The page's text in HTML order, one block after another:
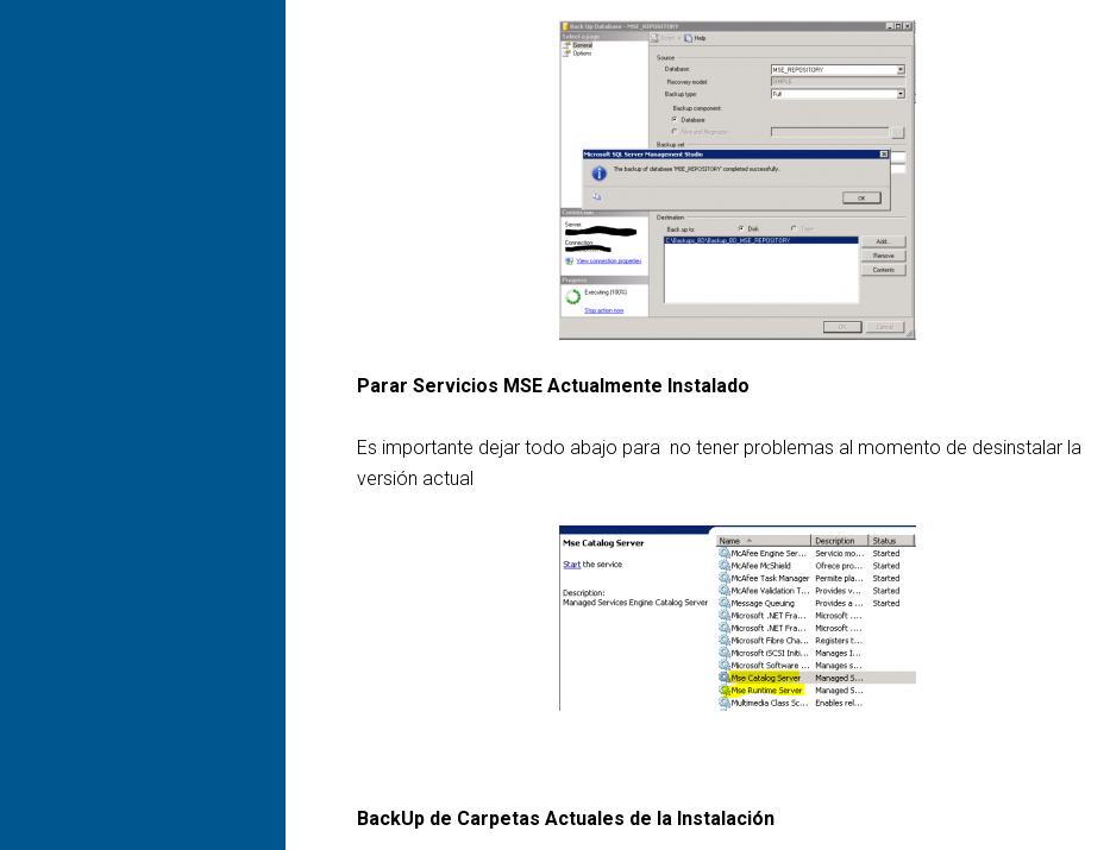
Parar Servicios MSE Actualmente Instalado
Es importante dejar todo abajo para no tener problemas al momento de desinstalar la
versión actual
BackUp de Carpetas Actuales de la Instalación